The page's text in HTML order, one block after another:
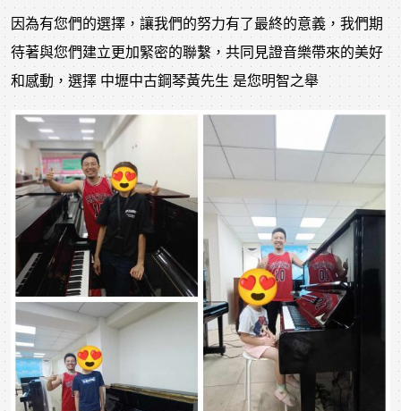
因為有您們的選擇，讓我們的努力有了最終的意義，我們期
待著與您們建立更加緊密的聯繫，共同見證音樂帶來的美好
和感動，選擇 中壢中古鋼琴黃先生 是您明智之舉